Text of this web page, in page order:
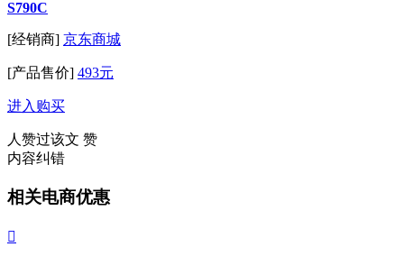
S790C
[经销商] 京东商城
[产品售价] 493元
进入购买
人赞过该文 赞
内容纠错
相关电商优惠
